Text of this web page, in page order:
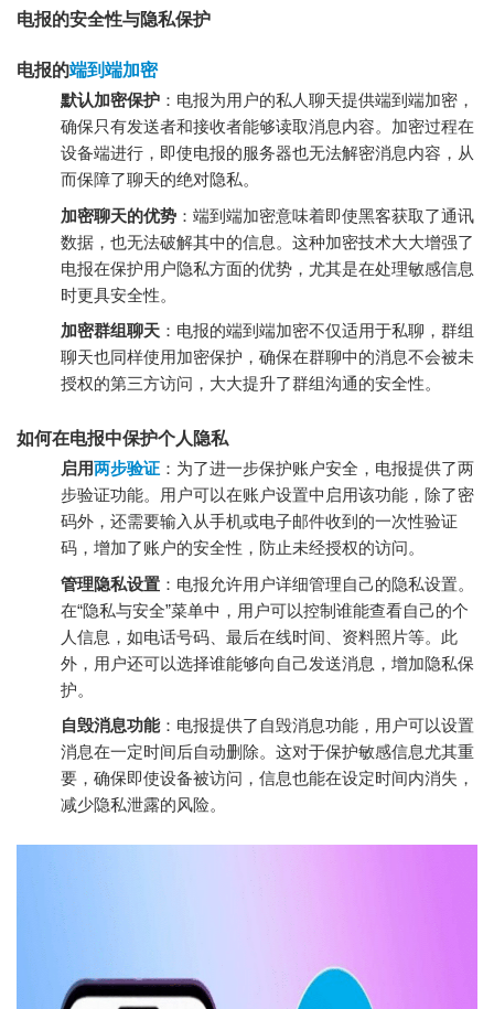
电报的安全性与隐私保护
电报的端到端加密
默认加密保护 ：电报为用户的私人聊天提供端到端加密，
确保只有发送者和接收者能够读取消息内容。加密过程在
设备端进行，即使电报的服务器也无法解密消息内容，从
而保障了聊天的绝对隐私。
加密聊天的优势 ：端到端加密意味着即使黑客获取了通讯
数据，也无法破解其中的信息。这种加密技术大大增强了
电报在保护用户隐私方面的优势，尤其是在处理敏感信息
时更具安全性。
加密群组聊天 ：电报的端到端加密不仅适用于私聊，群组
聊天也同样使用加密保护，确保在群聊中的消息不会被未
授权的第三方访问，大大提升了群组沟通的安全性。
如何在电报中保护个人隐私
启用两步验证 ：为了进一步保护账户安全，电报提供了两
步验证功能。用户可以在账户设置中启用该功能，除了密
码外，还需要输入从手机或电子邮件收到的一次性验证
码，增加了账户的安全性，防止未经授权的访问。
管理隐私设置 ：电报允许用户详细管理自己的隐私设置。
在“隐私与安全”菜单中，用户可以控制谁能查看自己的个
人信息，如电话号码、最后在线时间、资料照片等。此
外，用户还可以选择谁能够向自己发送消息，增加隐私保
护。
自毁消息功能：电报提供了自毁消息功能，用户可以设置
消息在一定时间后自动删除。这对于保护敏感信息尤其重
要，确保即使设备被访问，信息也能在设定时间内消失，
减少隐私泄露的风险。